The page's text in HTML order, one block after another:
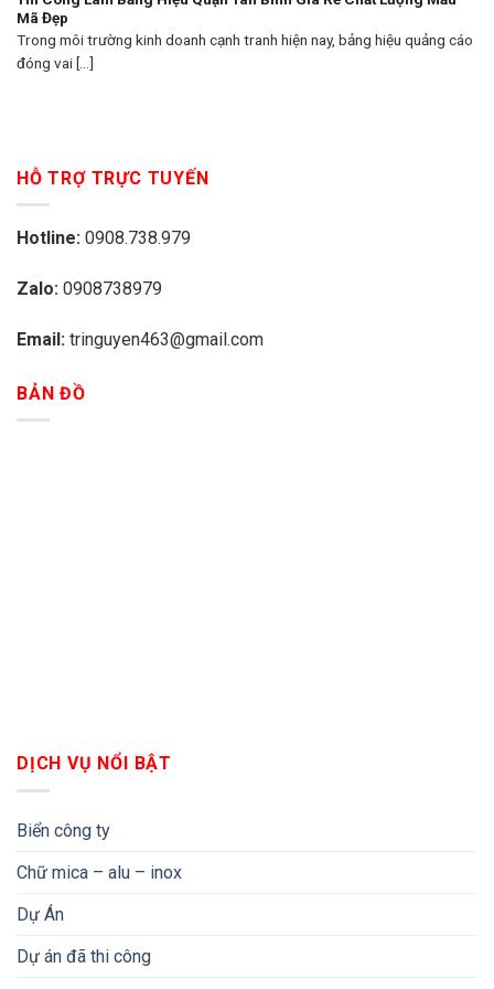
Mã Đẹp
Trong môi trường kinh doanh cạnh tranh hiện nay, bảng hiệu quảng cáo
đóng vai [...]
HỖ TRỢ TRỰC TUYẾN
Hotline: 0908.738.979
Zalo: 0908738979
Email: tringuyen463@gmail.com
BẢN ĐỒ
DỊCH VỤ NỔI BẬT
Biển công ty
Chữ mica – alu – inox
Dự Án
Dự án đã thi công